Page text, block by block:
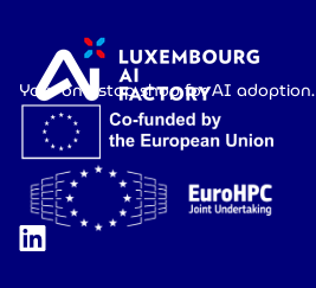
Your one-stop shop for AI adoption.